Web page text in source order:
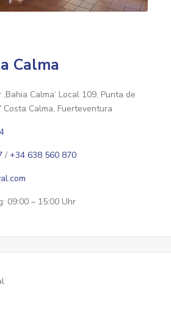
Calma
Calma‘ Local 109, Punta de
Costa Calma, Fuerteventura
/ +34 638 560 870
09:00 – 15:00 Uhr